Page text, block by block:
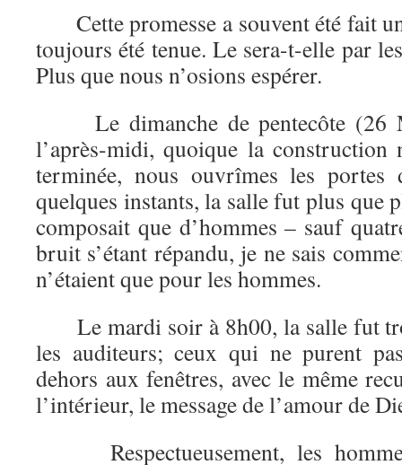
Cette promesse a souvent été fait
toujours été tenue. Le sera-t-elle par
Plus que nous n’osions espérer.
Le dimanche de pentecôte (26
l’après-midi, quoique la construction
terminée, nous ouvrîmes les portes
quelques instants, la salle fut plus que
composait que d’hommes – sauf
bruit s’étant répandu, je ne sais
n’étaient que pour les hommes.
Le mardi soir à 8h00, la salle fut
les auditeurs; ceux qui ne purent
dehors aux fenêtres, avec le même
l’intérieur, le message de l’amour de
Respectueusement, les